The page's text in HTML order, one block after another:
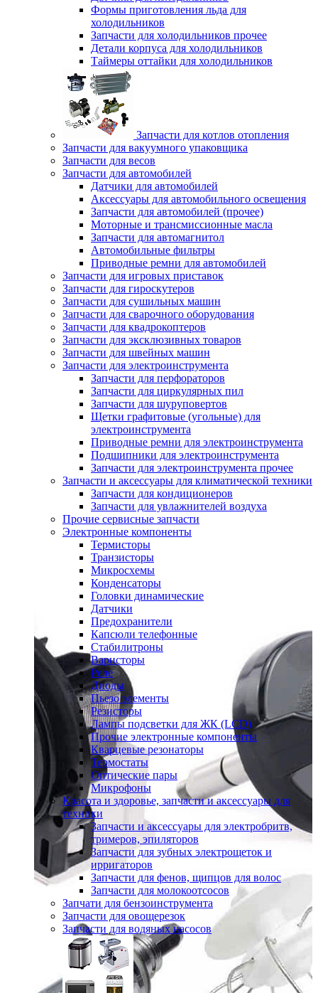
Формы приготовления льда для
холодильников
Запчасти для холодильников прочее
Детали корпуса для холодильников
Таймеры оттайки для холодильников
Запчасти для котлов отопления
Запчасти для вакуумного упаковщика
Запчасти для весов
Запчасти для автомобилей
Датчики для автомобилей
Аксессуары для автомобильного освещения
Запчасти для автомобилей (прочее)
Моторные и трансмиссионные масла
Запчасти для автомагнитол
Автомобильные фильтры
Приводные ремни для автомобилей
Запчасти для игровых приставок
Запчасти для гироскутеров
Запчасти для сушильных машин
Запчасти для сварочного оборудования
Запчасти для квадрокоптеров
Запчасти для эксклюзивных товаров
Запчасти для швейных машин
Запчасти для электроинструмента
Запчасти для перфораторов
Запчасти для циркулярных пил
Запчасти для шуруповертов
Щетки графитовые (угольные) для
электроинструмента
Приводные ремни для электроинструмента
Подшипники для электроинструмента
Запчасти для электроинструмента прочее
Запчасти и аксессуары для климатической техники
Запчасти для кондиционеров
Запчасти для увлажнителей воздуха
Прочие сервисные запчасти
Электронные компоненты
Термисторы
Транзисторы
Микросхемы
Конденсаторы
Головки динамические
Датчики
Предохранители
Капсюли телефонные
Стабилитроны
Варисторы
Реле
Диоды
Пьезо элементы
Резисторы
Лампы подсветки для ЖК (LCD)
Прочие электронные компоненты
Кварцевые резонаторы
Термостаты
Оптические пары
Микрофоны
Красота и здоровье, запчасти и аксессуары для
техники
Запчасти и аксессуары для электробритв,
тримеров, эпиляторов
Запчасти для зубных электрощеток и
ирригаторов
Запчасти для фенов, щипцов для волос
Запчасти для молокоотсосов
Запчати для бензоинструмента
Запчасти для овощерезок
Запчасти для водяных насосов